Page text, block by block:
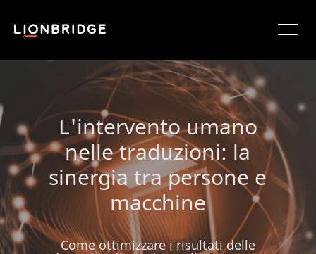
L'intervento umano
nelle traduzioni: la
sinergia tra persone e
macchine
Come ottimizzare i risultati delle